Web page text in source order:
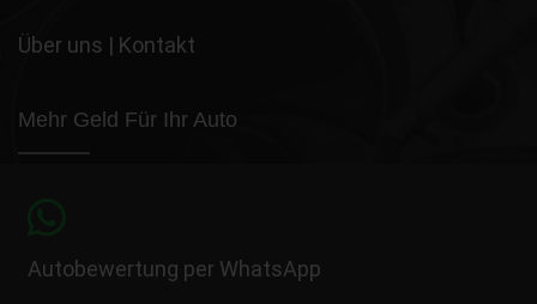
Über uns | Kontakt
Mehr Geld Für Ihr Auto
Autobewertung per WhatsApp